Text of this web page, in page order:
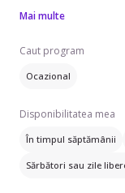
Am 19 ani, am
de Psihologie și
asemenea, mi-am
dacă aveți nevoie
Sunt calmă,
socio-educativă
Mai multe
Caut program
Ocazional
Disponibilitatea mea
În timpul săptămânii
Sărbători sau zile